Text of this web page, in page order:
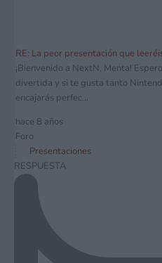
RE: La peor presentación que
¡Bienvenido a NextN, Menta!
divertida y si te gusta tanto
encajarás perfec...
hace 8 años
Foro
Presentaciones
RESPUESTA